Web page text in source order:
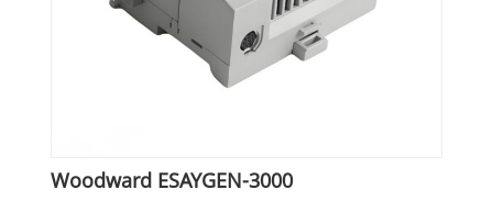
Woodward ESAYGEN-3000